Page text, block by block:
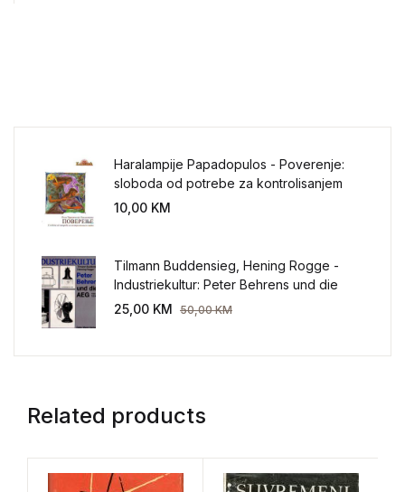
Haralampije Papadopulos - Poverenje:
sloboda od potrebe za kontrolisanjem
sveta
10,00 KM
Tilmann Buddensieg, Hening Rogge -
Industriekultur: Peter Behrens und die
AEG 1907-1914.
25,00 KM 50,00KM
Related products